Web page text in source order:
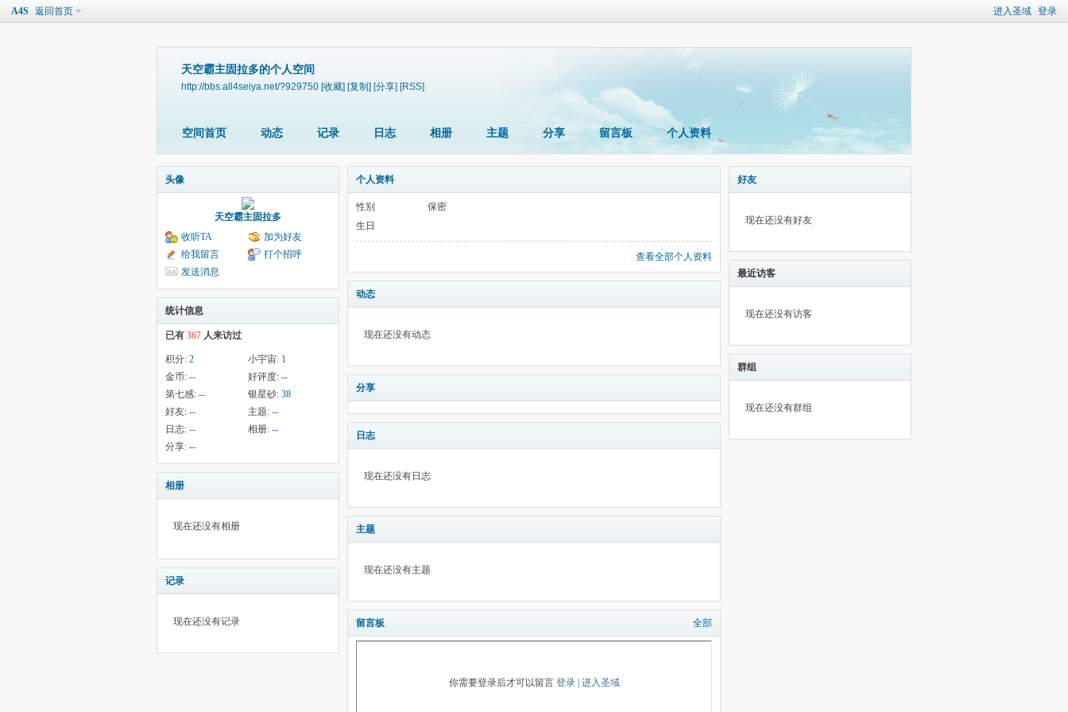
进入圣域 登录
A4S 返回首页
天空霸主固拉多的个人空间
http://bbs.all4seiya.net/?929750 [收藏] [复制] [分享] [RSS]
空间首页 动态 记录 日志 相册 主题 分享 留言板 个人资料
头像
天空霸主固拉多
收听TA
加为好友
给我留言
打个招呼
发送消息
统计信息
已有 367 人来访过
积分: 2 小宇宙: 1
金币: -- 好评度: --
第七感: -- 银星砂: 38
好友: -- 主题: --
日志: -- 相册: --
分享: --
相册
现在还没有相册
记录
现在还没有记录
个人资料
性别
保密
生日
查看全部个人资料
动态
现在还没有动态
分享
日志
现在还没有日志
主题
现在还没有主题
留言板 全部
你需要登录后才可以留言 登录| 进入圣域
好友
现在还没有好友
最近访客
现在还没有访客
群组
现在还没有群组